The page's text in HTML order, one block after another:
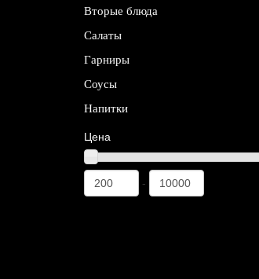
Вторые блюда
Салаты
Гарниры
Соусы
Напитки
Цена
-